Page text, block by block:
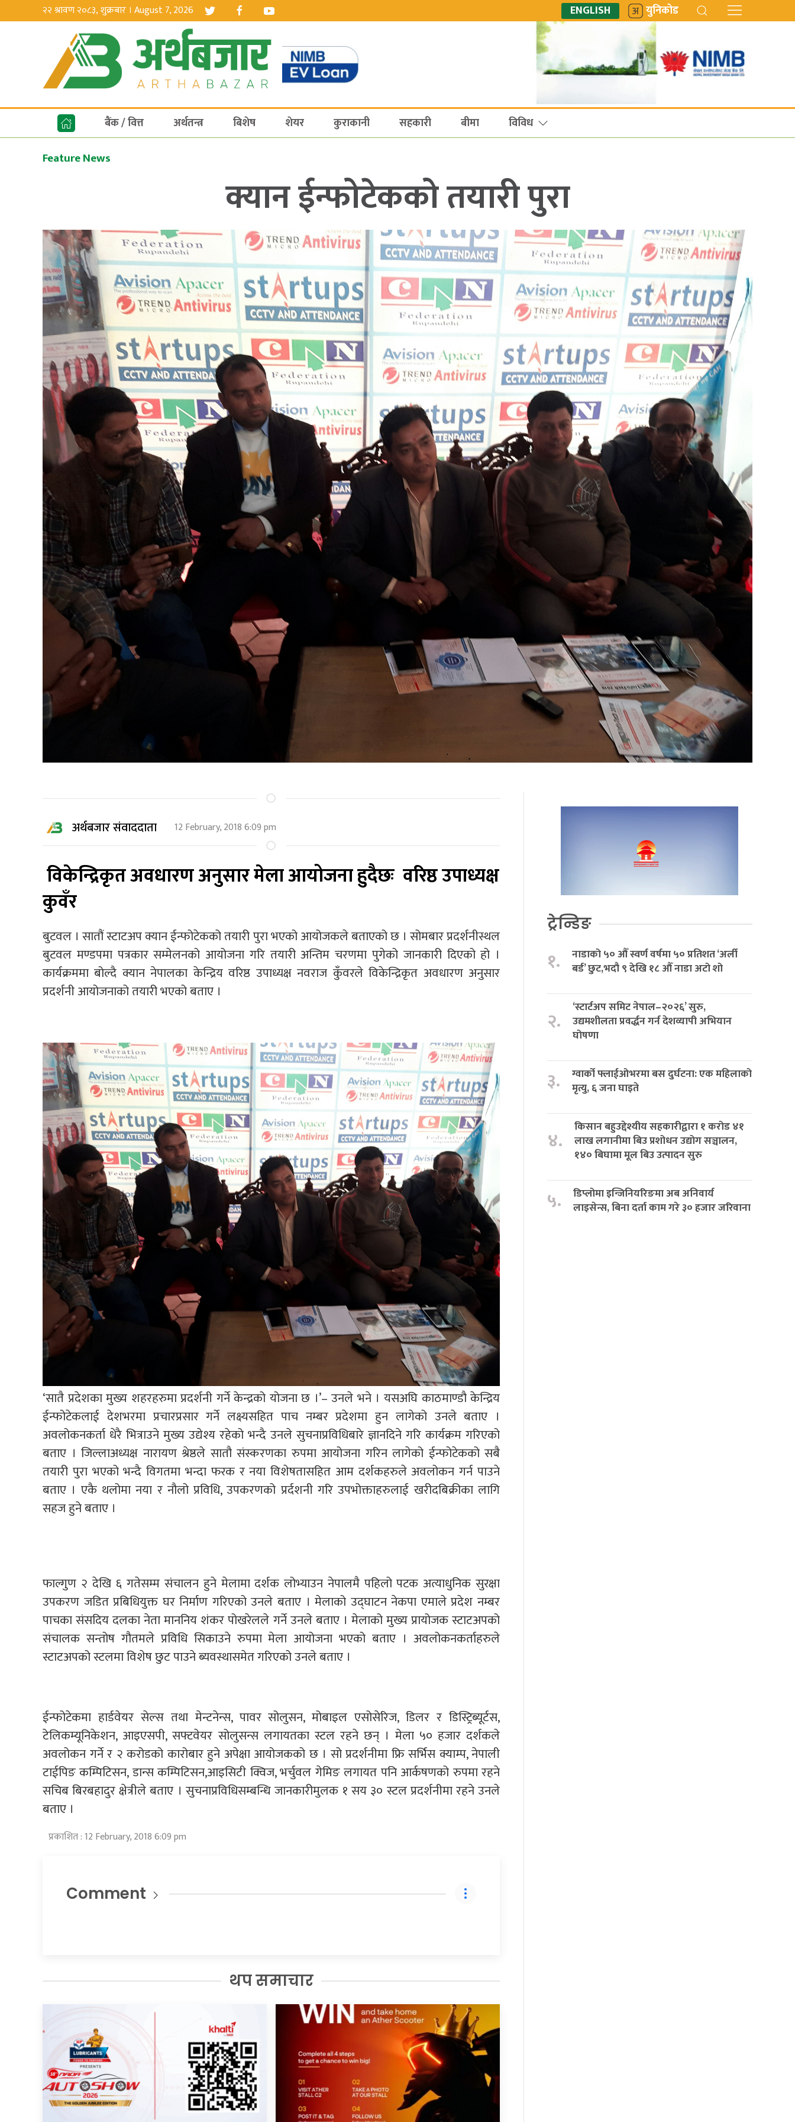
२२ श्रावण २०८३, शुक्रबार । August 7, 2026 ENGLISH युनिकोड
बैंक / वित्त अर्थतन्त्र बिशेष शेयर कुराकानी सहकारी बीमा विविध
Feature News
क्यान ईन्फोटेकको तयारी पुरा
अर्थबजार संवाददाता 12 February, 2018 6:09 pm
विकेन्द्रिकृत अवधारण अनुसार मेला आयोजना हुदैछः वरिष्ठ उपाध्यक्ष
कुवँर
बुटवल । सातौं स्टाटअप क्यान ईन्फोटेकको तयारी पुरा भएको आयोजकले बताएको छ । सोमबार प्रदर्शनीस्थल
बुटवल मण्डपमा पत्रकार सम्मेलनको आयोजना गरि तयारी अन्तिम चरणमा पुगेको जानकारी दिएको हो ।
कार्यक्रममा बोल्दै क्यान नेपालका केन्द्रिय वरिष्ठ उपाध्यक्ष नवराज कुँवरले विकेन्द्रिकृत अवधारण अनुसार
प्रदर्शनी आयोजनाको तयारी भएको बताए ।
‘सातै प्रदेशका मुख्य शहरहरुमा प्रदर्शनी गर्ने केन्द्रको योजना छ ।’– उनले भने । यसअघि काठमाण्डौ केन्द्रिय
ईन्फोटेकलाई देशभरमा प्रचारप्रसार गर्ने लक्ष्यसहित पाच नम्बर प्रदेशमा हुन लागेको उनले बताए ।
अवलोकनकर्ता धेरै भित्राउने मुख्य उद्येश्य रहेको भन्दै उनले सुचनाप्रविधिबारे ज्ञानदिने गरि कार्यक्रम गरिएको
बताए । जिल्लाअध्यक्ष नारायण श्रेष्ठले सातौ संस्करणका रुपमा आयोजना गरिन लागेको ईन्फोटेकको सबै
तयारी पुरा भएको भन्दै विगतमा भन्दा फरक र नया विशेषतासहित आम दर्शकहरुले अवलोकन गर्न पाउने
बताए । एकै थलोमा नया र नौलो प्रविधि, उपकरणको प्रर्दशनी गरि उपभोक्ताहरुलाई खरीदबिक्रीका लागि
सहज हुने बताए ।
फाल्गुण २ देखि ६ गतेसम्म संचालन हुने मेलामा दर्शक लोभ्याउन नेपालमै पहिलो पटक अत्याधुनिक सुरक्षा
उपकरण जडित प्रबिधियुक्त घर निर्माण गरिएको उनले बताए । मेलाको उद्घाटन नेकपा एमाले प्रदेश नम्बर
पाचका संसदिय दलका नेता माननिय शंकर पोखरेलले गर्ने उनले बताए । मेलाको मुख्य प्रायोजक स्टाटअपको
संचालक सन्तोष गौतमले प्रविधि सिकाउने रुपमा मेला आयोजना भएको बताए । अवलोकनकर्ताहरुले
स्टाटअपको स्टलमा विशेष छुट पाउने ब्यवस्थासमेत गरिएको उनले बताए ।
ईन्फोटेकमा हार्डवेयर सेल्स तथा मेन्टनेन्स, पावर सोलुसन, मोबाइल एसोसेरिज, डिलर र डिस्ट्रिब्यूर्टस,
टेलिकम्यूनिकेशन, आइएसपी, सफ्टवेयर सोलुसन्स लगायतका स्टल रहने छन् । मेला ५० हजार दर्शकले
अवलोकन गर्ने र २ करोडको कारोबार हुने अपेक्षा आयोजकको छ । सो प्रदर्शनीमा फ्रि सर्भिस क्याम्प, नेपाली
टाईपिङ कम्पिटिसन, डान्स कम्पिटिसन,आइसिटी क्विज, भर्चुवल गेमिङ लगायत पनि आर्कषणको रुपमा रहने
सचिब बिरबहादुर क्षेत्रीले बताए । सुचनाप्रविधिसम्बन्धि जानकारीमुलक १ सय ३० स्टल प्रदर्शनीमा रहने उनले
बताए ।
प्रकाशित : 12 February, 2018 6:09 pm
Comment
थप समाचार
ट्रेन्डिङ
१.
नाडाको ५० औँ स्वर्ण वर्षमा ५० प्रतिशत ‘अर्ली
बर्ड’ छुट,भदौ ९ देखि १८ औँ नाडा अटो शो
२.
‘स्टार्टअप समिट नेपाल–२०२६’ सुरु,
उद्यमशीलता प्रवर्द्धन गर्न देशव्यापी अभियान
घोषणा
३.
ग्वार्को फ्लाईओभरमा बस दुर्घटना: एक महिलाको
मृत्यु, ६ जना घाइते
४.
किसान बहुउद्देश्यीय सहकारीद्वारा १ करोड ४१
लाख लगानीमा बिउ प्रशोधन उद्योग सञ्चालन,
१४० बिघामा मूल बिउ उत्पादन सुरु
५.
डिप्लोमा इन्जिनियरिङमा अब अनिवार्य
लाइसेन्स, बिना दर्ता काम गरे ३० हजार जरिवाना